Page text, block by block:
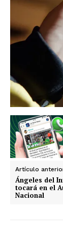
Artículo
Ángeles del
tocará en el
Nacional